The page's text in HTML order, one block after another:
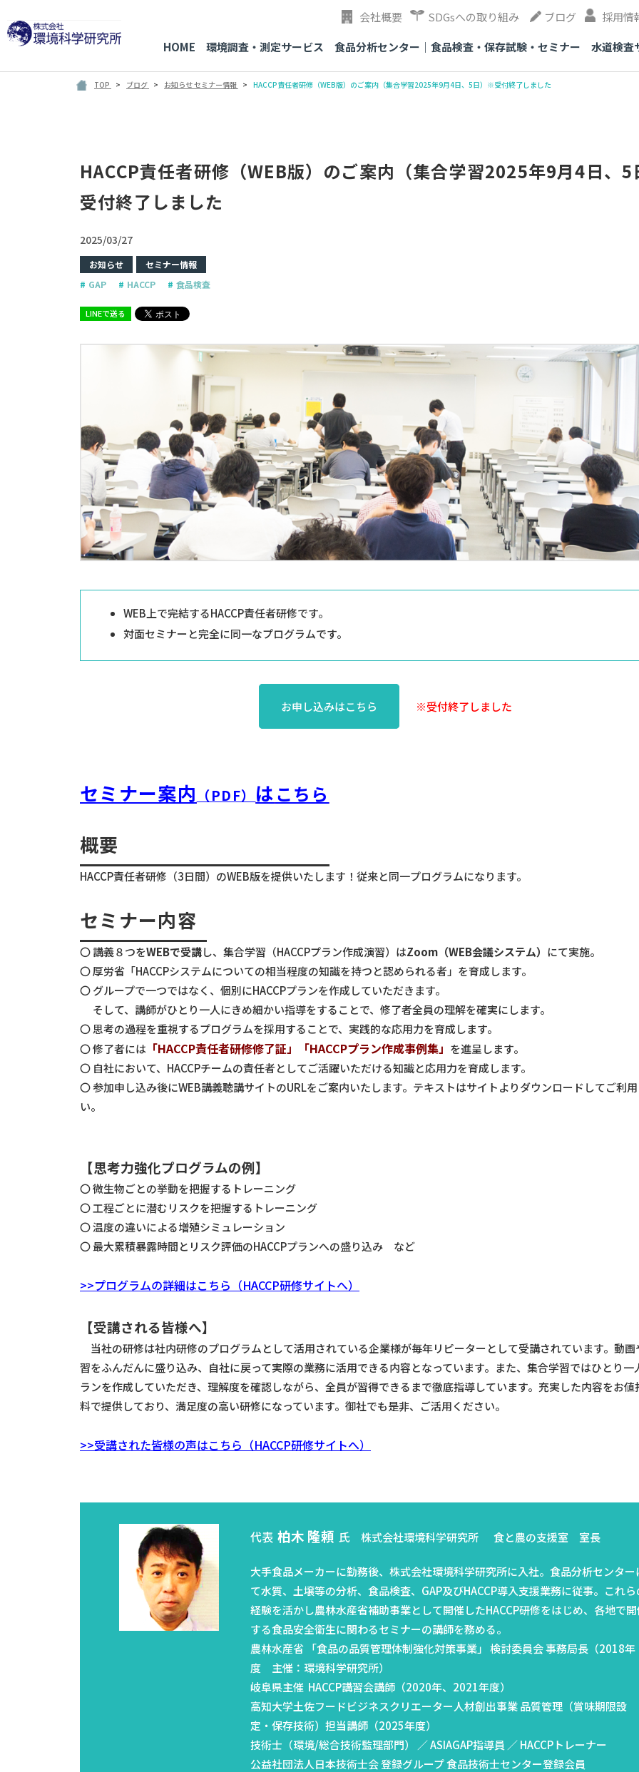
HOME 環境調査・測定サービス 食品分析センター｜食品検査・保存試験・セミナー 水道検査
会社概要 SDGsへの取り組み ブログ 採用情
TOP ブログ お知らせセミナー情報 HACCP責任者研修（WEB版）のご案内（集合学習2025年9月4日、5日）※受付終了しました
HACCP責任者研修（WEB版）のご案内（集合学習2025年9月4日、
受付終了しました
2025/03/27
お知らせ
セミナー情報
GAP
HACCP 食品検査
LINEで送る
WEB上で完結するHACCP責任者研修です。
対面セミナーと完全に同一なプログラムです。
お申し込みはこちら ※受付終了しました
セミナー案内 （PDF） はこちら
概要
HACCP責任者研修（3日間）のWEB版を提供いたします！従来と同一プログラムになります。
セミナー内容
〇 講義８つをWEBで受講し、集合学習（HACCPプラン作成演習）はZoom （WEB会議システム） にて実施。
〇 厚労省「HACCPシステムについての相当程度の知識を持つと認められる者」を育成します。
〇 グループで一つではなく、個別にHACCPプランを作成していただきます。
そして、講師がひとり一人にきめ細かい指導をすることで、修了者全員の理解を確実にします。
〇 思考の過程を重視するプログラムを採用することで、実践的な応用力を育成します。
〇 修了者には 「HACCP責任者研修修了証」「HACCPプラン作成事例集」 を進呈します。
〇 自社において、HACCPチームの責任者としてご活躍いただける知識と応用力を育成します。
〇 参加申し込み後にWEB講義聴講サイトのURLをご案内いたします。テキストはサイトよりダウンロードしてご利
い。
【思考力強化プログラムの例】
〇 微生物ごとの挙動を把握するトレーニング
〇 工程ごとに潜むリスクを把握するトレーニング
〇 温度の違いによる増殖シミュレーション
〇 最大累積暴露時間とリスク評価のHACCPプランへの盛り込み など
>>プログラムの詳細はこちら（HACCP研修サイトへ）
【受講される皆様へ】
当社の研修は社内研修のプログラムとして活用されている企業様が毎年リピーターとして受講されています。動画
習をふんだんに盛り込み、自社に戻って実際の業務に活用できる内容となっています。また、集合学習ではひとり一
ランを作成していただき、理解度を確認しながら、全員が習得できるまで徹底指導しています。充実した内容をお値
料で提供しており、満足度の高い研修になっています。御社でも是非、ご活用ください。
>>受講された皆様の声はこちら（HACCP研修サイトへ）
代表 柏木 隆頼 氏 株式会社環境科学研究所 食と農の支援室 室長
大手食品メーカーに勤務後、株式会社環境科学研究所に入社。食品分析センター
て水質、土壌等の分析、食品検査、GAP及びHACCP導入支援業務に従事。これら
経験を活かし農林水産省補助事業として開催したHACCP研修をはじめ、各地で
する食品安全衛生に関わるセミナーの講師を務める。
農林水産省 「食品の品質管理体制強化対策事業」 検討委員会 事務局長（2018年
度 主催：環境科学研究所）
岐阜県主催 HACCP講習会講師（2020年、2021年度）
高知大学土佐フードビジネスクリエーター人材創出事業 品質管理（賞味期限設
定・保存技術）担当講師（2025年度）
技術士（環境/総合技術監理部門） ／ ASIAGAP指導員 ／ HACCPトレーナー
公益社団法人日本技術士会 登録グループ 食品技術士センター登録会員